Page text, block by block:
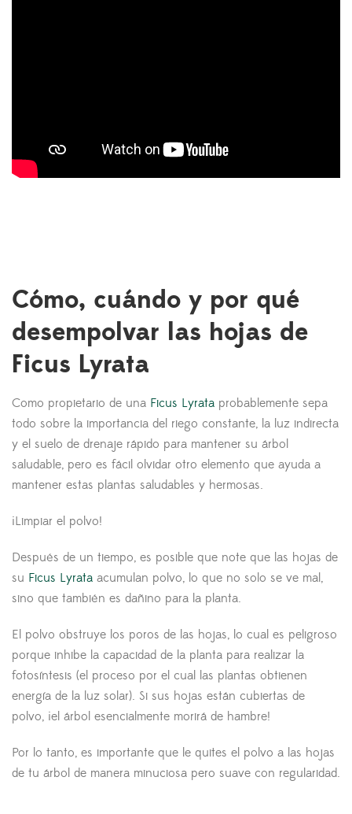
Cómo, cuándo y por qué
desempolvar las hojas de
Ficus Lyrata
Como propietario de una Ficus Lyrata probablemente sepa
todo sobre la importancia del riego constante, la luz indirecta
y el suelo de drenaje rápido para mantener su árbol
saludable, pero es fácil olvidar otro elemento que ayuda a
mantener estas plantas saludables y hermosas.
¡Limpiar el polvo!
Después de un tiempo, es posible que note que las hojas de
su Ficus Lyrata acumulan polvo, lo que no solo se ve mal,
sino que también es dañino para la planta.
El polvo obstruye los poros de las hojas, lo cual es peligroso
porque inhibe la capacidad de la planta para realizar la
fotosíntesis (el proceso por el cual las plantas obtienen
energía de la luz solar). Si sus hojas están cubiertas de
polvo, ¡el árbol esencialmente morirá de hambre!
Por lo tanto, es importante que le quites el polvo a las hojas
de tu árbol de manera minuciosa pero suave con regularidad.